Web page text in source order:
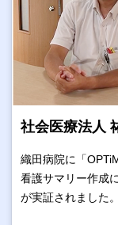
社会医療法人
織田病院に「
看護サマリー作成
が実証されました。